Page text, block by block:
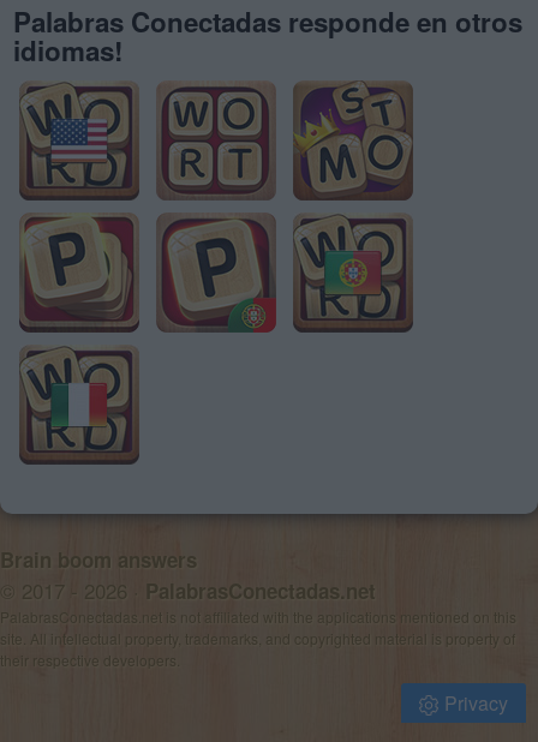
Palabras Conectadas responde en otros
idiomas!
Brain boom answers
© 2017 - 2026 · PalabrasConectadas.net
PalabrasConectadas.net is not affiliated with the applications mentioned on this
site. All intellectual property, trademarks, and copyrighted material is property of
Privacy